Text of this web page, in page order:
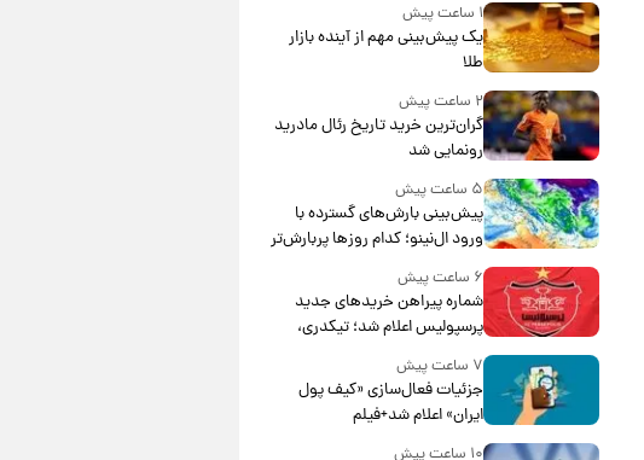
۱ ساعت پیش
یک پیش‌بینی مهم از آینده بازار
طلا
۲ ساعت پیش
گران‌ترین خرید تاریخ رئال مادرید
رونمایی شد
۵ ساعت پیش
پیش‌بینی بارش‌های گسترده با
ورود ال‌نینو؛ کدام روزها پربارش‌تر
خواهند بود؟
۶ ساعت پیش
شماره پیراهن خریدهای جدید
پرسپولیس اعلام شد؛ تیکدری،
محبی و سرگیف با اعداد ویژه
۷ ساعت پیش
جزئیات فعال‌سازی «کیف پول
ایران» اعلام شد+فیلم
۱۰ ساعت پیش